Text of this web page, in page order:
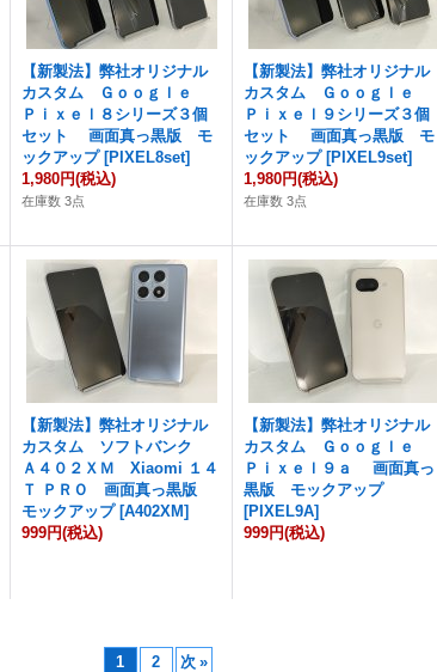
【新製法】弊社オリジナル
カスタム Ｇｏｏｇｌｅ
Ｐｉｘｅｌ８シリーズ３個
セット 画面真っ黒版 モ
ックアップ [PIXEL8set]
1,980円(税込)
在庫数 3点
【新製法】弊社オリジナル
カスタム Ｇｏｏｇｌｅ
Ｐｉｘｅｌ９シリーズ３個
セット 画面真っ黒版 モ
ックアップ [PIXEL9set]
1,980円(税込)
在庫数 3点
【新製法】弊社オリジナル
カスタム ソフトバンク
Ａ４０２ＸＭ Xiaomi １４
Ｔ ＰＲＯ 画面真っ黒版
モックアップ [A402XM]
999円(税込)
【新製法】弊社オリジナル
カスタム Ｇｏｏｇｌｅ
Ｐｉｘｅｌ９ａ 画面真っ
黒版 モックアップ
[PIXEL9A]
999円(税込)
1 2 次 »